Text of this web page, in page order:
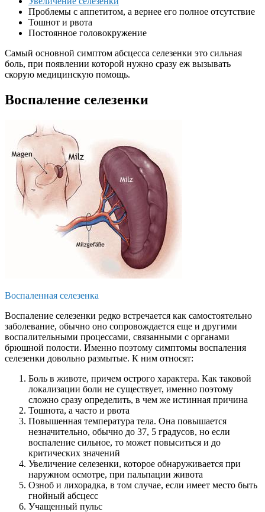
Проблемы с аппетитом, а вернее его полное отсутствие
Тошнот и рвота
Постоянное головокружение
Самый основной симптом абсцесса селезенки это сильная
боль, при появлении которой нужно сразу еж вызывать
скорую медицинскую помощь.
Воспаление селезенки
Воспаленная селезенка
Воспаление селезенки редко встречается как самостоятельно
заболевание, обычно оно сопровождается еще и другими
воспалительными процессами, связанными с органами
брюшной полости. Именно поэтому симптомы воспаления
селезенки довольно размытые. К ним относят:
Боль в животе, причем острого характера. Как таковой
локализации боли не существует, именно поэтому
сложно сразу определить, в чем же истинная причина
Тошнота, а часто и рвота
Повышенная температура тела. Она повышается
незначительно, обычно до 37, 5 градусов, но если
воспаление сильное, то может повыситься и до
критических значений
Увеличение селезенки, которое обнаруживается при
наружном осмотре, при пальпации живота
Озноб и лихорадка, в том случае, если имеет место быть
гнойный абсцесс
Учащенный пульс